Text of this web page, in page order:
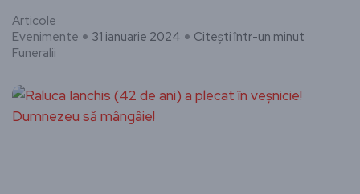
Articole
Evenimente
Funeralii
31 ianuarie 2024 Citești într-un minut